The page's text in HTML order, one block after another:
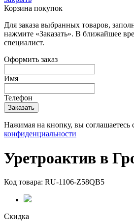
Корзина покупок
Для заказа выбранных товаров,
нажмите «Заказать». В ближайшее
специалист.
Оформить заказ
Имя
Телефон
Нажимая на кнопку, вы соглашаетесь
конфиденциальности
Уретроактив в
Код товара: RU-1106-Z58QB5
Скидка